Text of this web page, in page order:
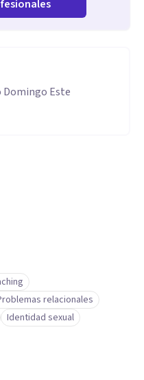
Domingo Este
relacionales
Identidad sexual